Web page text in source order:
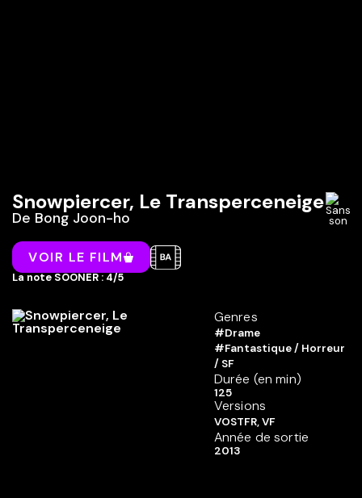
Snowpiercer, Le Transperceneige
De Bong Joon-ho
VOIR LE FILM
La note SOONER : 4/5
Genres
#Drame
#Fantastique / Horreur
/ SF
Durée (en min)
125
Versions
VOSTFR, VF
Année de sortie
2013